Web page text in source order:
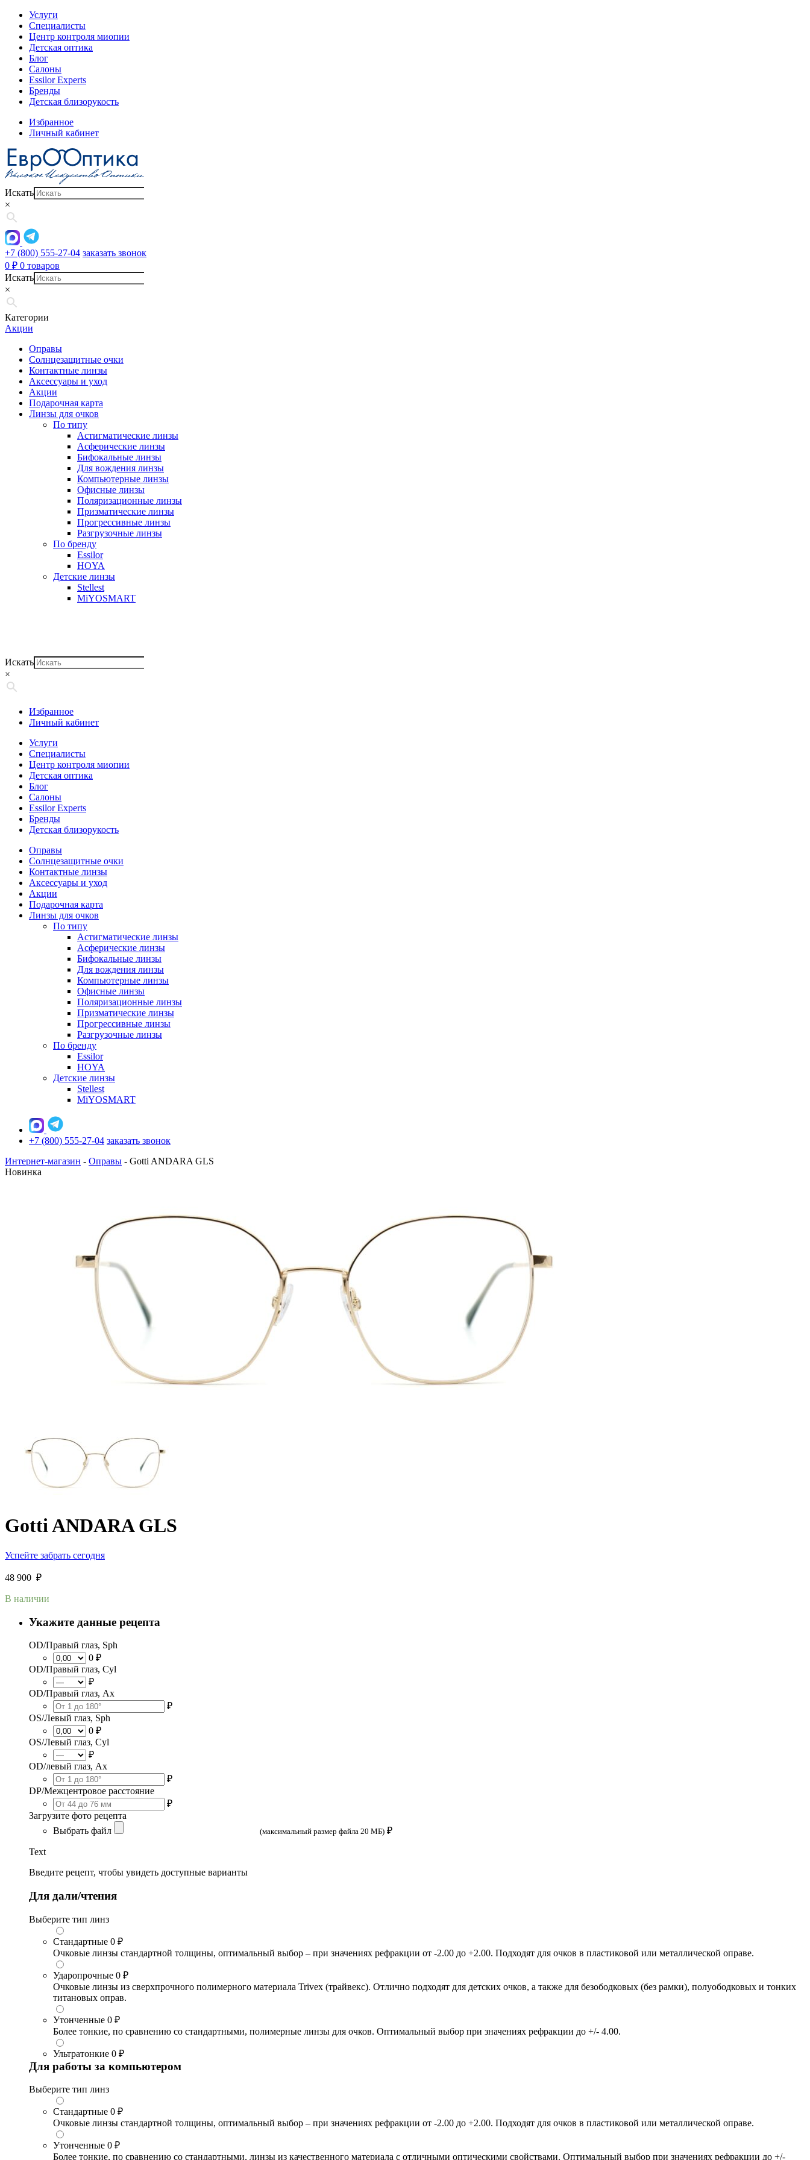
Услуги
Специалисты
Центр контроля миопии
Детская оптика
Блог
Салоны
Essilor Experts
Бренды
Детская близорукость
Избранное
Личный кабинет
Искать
×
+7 (800) 555-27-04 заказать звонок
0 ₽ 0 товаров
Искать
×
Категории
Акции
Оправы
Солнцезащитные очки
Контактные линзы
Аксессуары и уход
Акции
Подарочная карта
Линзы для очков
По типу
Астигматические линзы
Асферические линзы
Бифокальные линзы
Для вождения линзы
Компьютерные линзы
Офисные линзы
Поляризационные линзы
Призматические линзы
Прогрессивные линзы
Разгрузочные линзы
По бренду
Essilor
HOYA
Детские линзы
Stellest
MiYOSMART
Искать
×
Избранное
Личный кабинет
Услуги
Специалисты
Центр контроля миопии
Детская оптика
Блог
Салоны
Essilor Experts
Бренды
Детская близорукость
Оправы
Солнцезащитные очки
Контактные линзы
Аксессуары и уход
Акции
Подарочная карта
Линзы для очков
По типу
Астигматические линзы
Асферические линзы
Бифокальные линзы
Для вождения линзы
Компьютерные линзы
Офисные линзы
Поляризационные линзы
Призматические линзы
Прогрессивные линзы
Разгрузочные линзы
По бренду
Essilor
HOYA
Детские линзы
Stellest
MiYOSMART
+7 (800) 555-27-04 заказать звонок
Интернет-магазин - Оправы - Gotti ANDARA GLS
Новинка
Gotti ANDARA GLS
Успейте забрать сегодня
48 900 ₽
В наличии
Укажите данные рецепта
OD/Правый глаз, Sph
0 ₽
OD/Правый глаз, Cyl
₽
OD/Правый глаз, Ax
₽
OS/Левый глаз, Sph
0 ₽
OS/Левый глаз, Cyl
₽
OD/левый глаз, Ax
₽
DP/Межцентровое расстояние
₽
Загрузите фото рецепта
Выбрать файл
(максимальный размер файла 20 МБ) ₽
Text
Введите рецепт, чтобы увидеть доступные варианты
Для дали/чтения
Выберите тип линз
Стандартные 0 ₽
Очковые линзы стандартной толщины, оптимальный выбор – при значениях рефракции от -2.00 до +2.00. Подходят для очков в пластиковой или металлической оправе.
Ударопрочные 0 ₽
Очковые линзы из сверхпрочного полимерного материала Trivex (трайвекс). Отлично подходят для детских очков, а также для безободковых (без рамки), полуободковых и тонких
титановых оправ.
Утонченные 0 ₽
Более тонкие, по сравнению со стандартными, полимерные линзы для очков. Оптимальный выбор при значениях рефракции до +/- 4.00.
Ультратонкие 0 ₽
Для работы за компьютером
Выберите тип линз
Стандартные 0 ₽
Очковые линзы стандартной толщины, оптимальный выбор – при значениях рефракции от -2.00 до +2.00. Подходят для очков в пластиковой или металлической оправе.
Утонченные 0 ₽
Более тонкие, по сравнению со стандартными, линзы из качественного материала с отличными оптическими свойствами. Оптимальный выбор при значениях рефракции до +/-